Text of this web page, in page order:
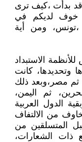
قد بدأت ،كيف ترى
خوف لديكم في
ومن أية
الاستبداد
وتحديدها، كانت
ثم مصر،وبعد ذلك
ثم اليمن،
الدول العربية
من الالتفاف
المتسلقين من
ذات الشعارات،